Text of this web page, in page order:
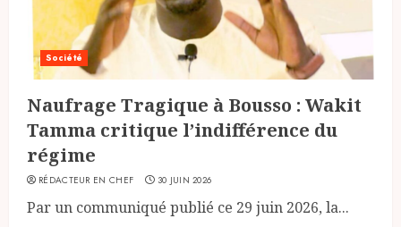
Société
Naufrage Tragique à Bousso : Wakit
Tamma critique l’indifférence du
régime
RÉDACTEUR EN CHEF 30 JUIN 2026
Par un communiqué publié ce 29 juin 2026, la...